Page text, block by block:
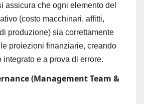
assicura che ogni elemento del
(costo macchinari, affitti,
produzione) sia correttamente
proiezioni finanziarie, creando
integrato e a prova di errore.
(Management Team &